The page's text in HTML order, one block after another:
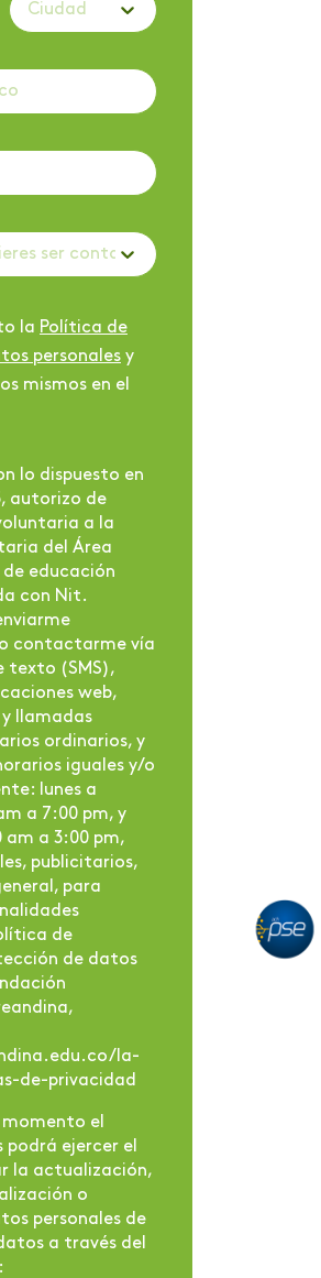
Ciudad
ser contactado
la Política de
personales y
mismos en el
lo dispuesto en
autorizo de
a la
del Área
educación
con Nit.
contactarme vía
texto (SMS),
web,
llamadas
ordinarios, y
iguales y/o
lunes a
a 7:00 pm, y
am a 3:00 pm,
publicitarios,
para
de
de datos
la-
de-privacidad
momento el
ejercer el
la actualización,
o
personales de
a través del